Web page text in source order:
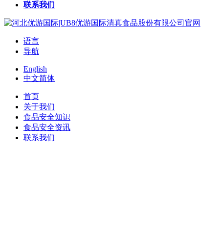
联系我们
语言
导航
English
中文简体
首页
关于我们
食品安全知识
食品安全资讯
联系我们